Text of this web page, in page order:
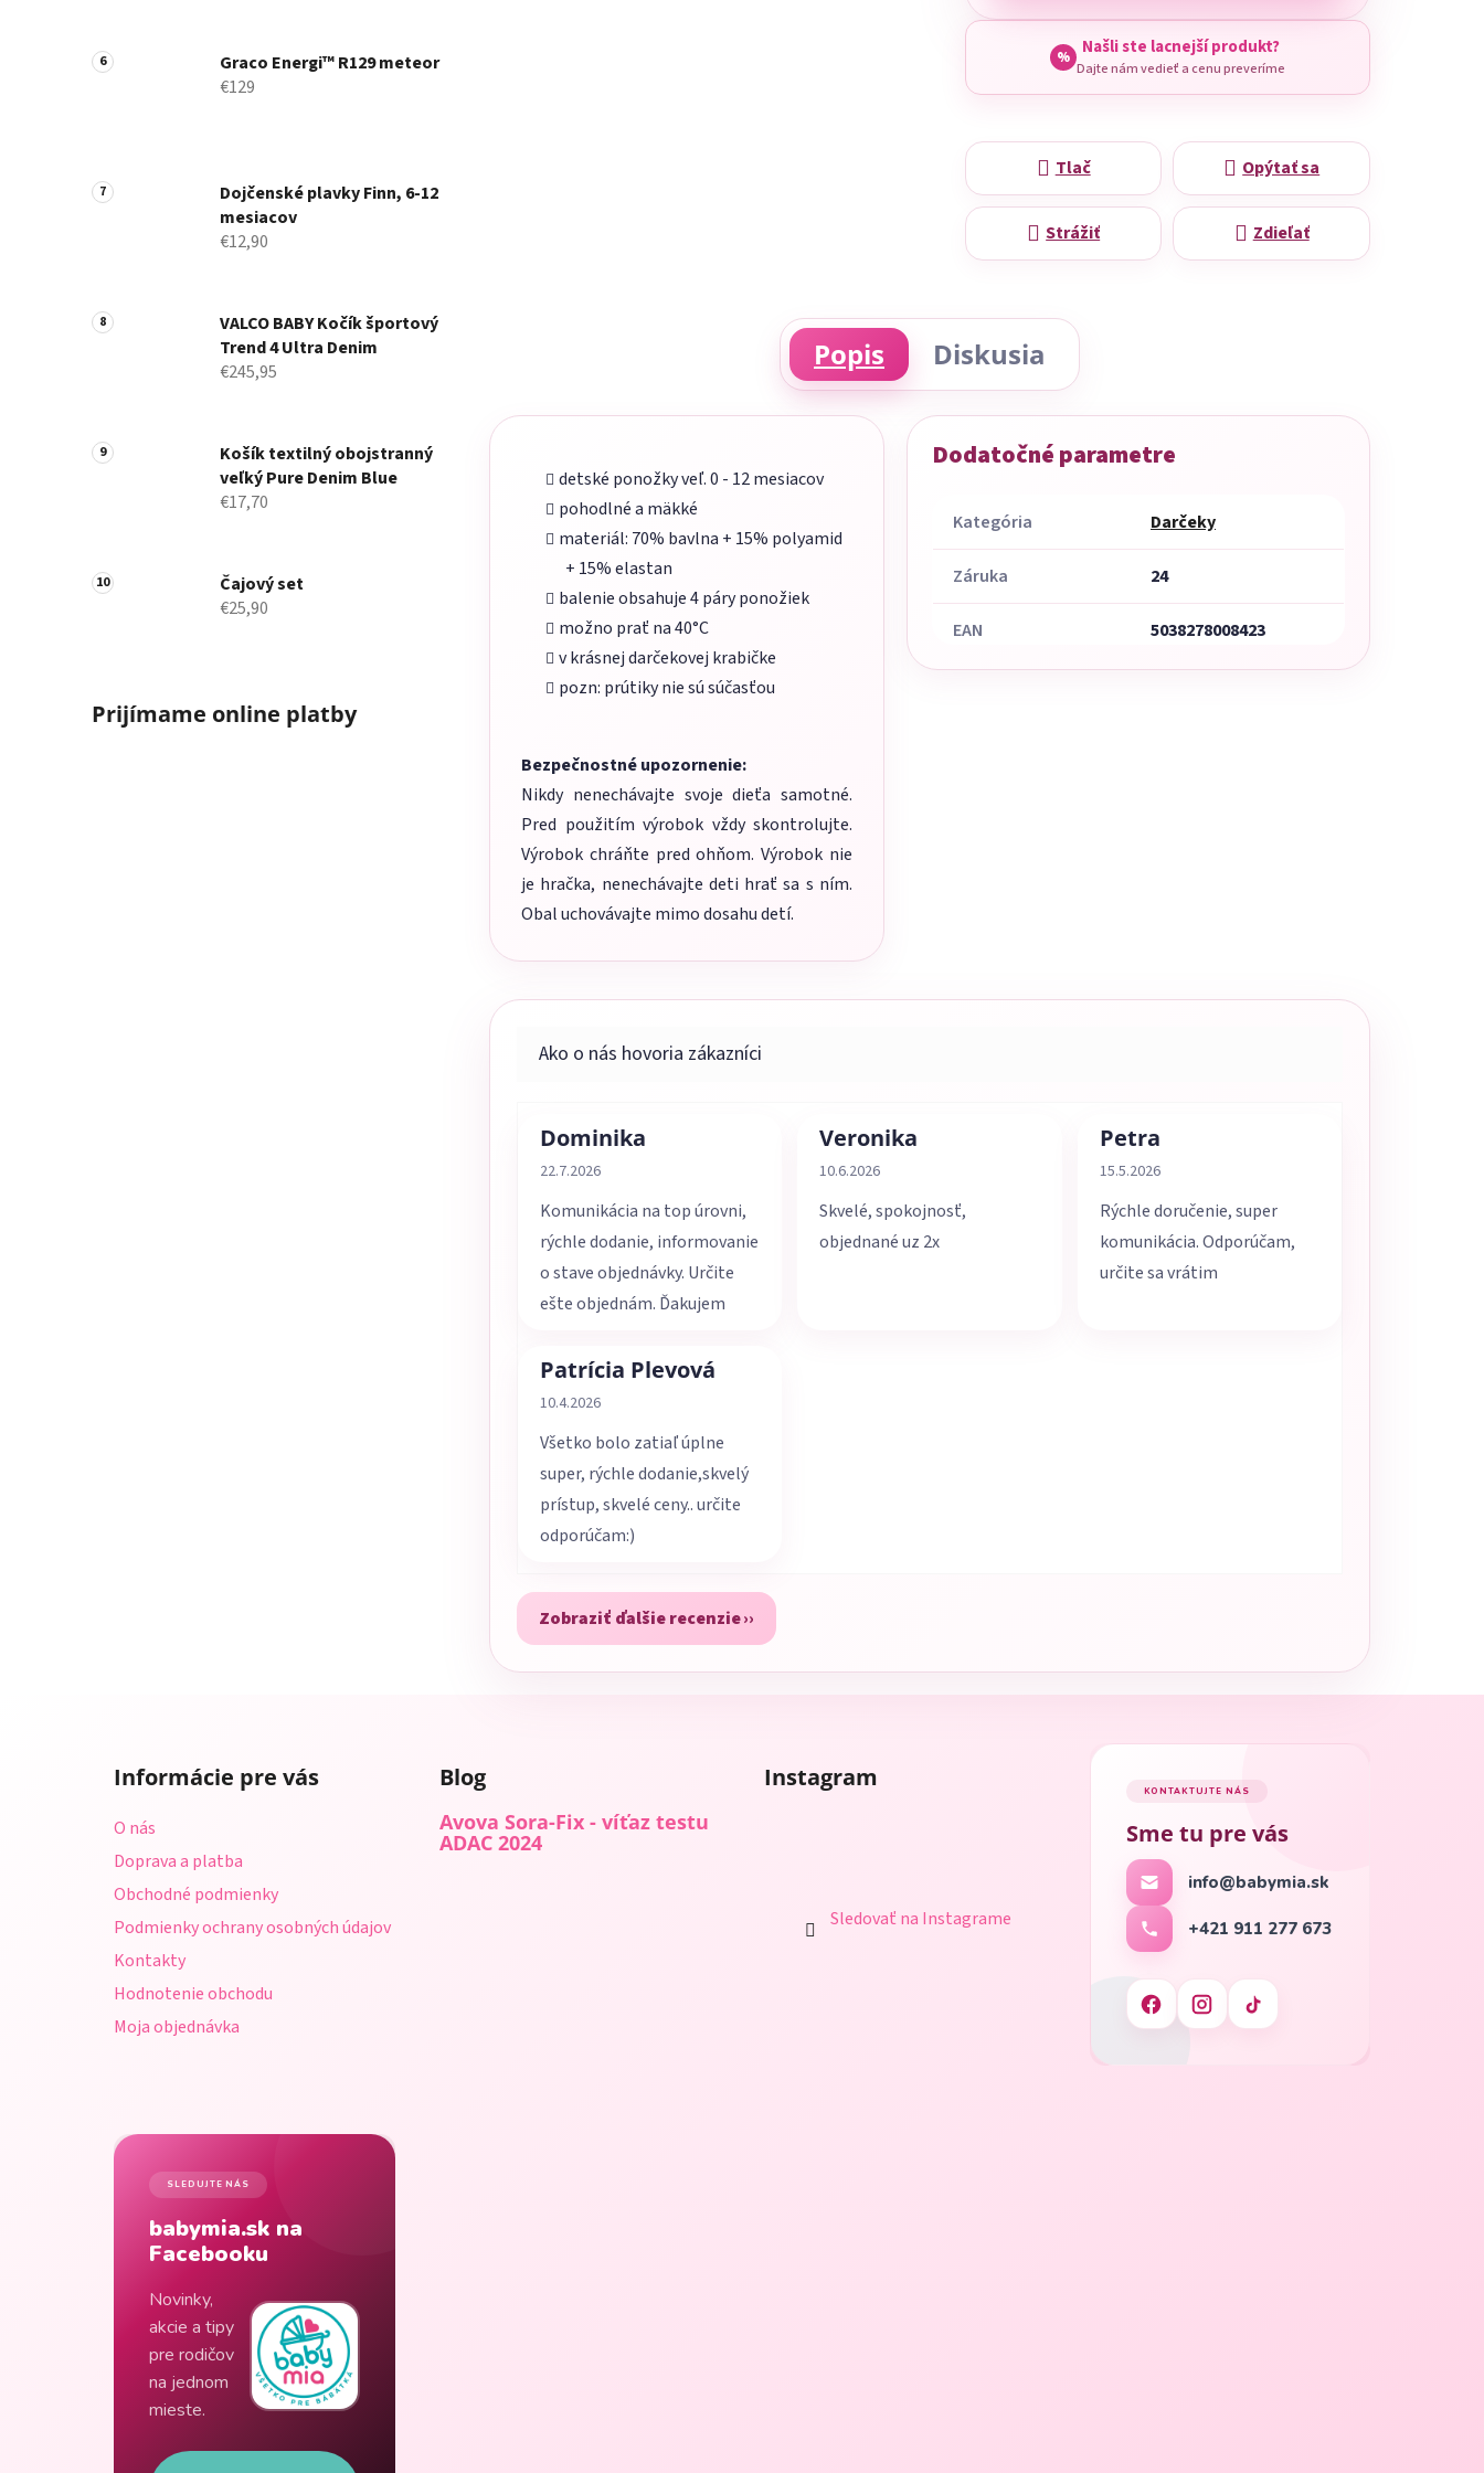
Graco Energi™ R129 meteor
€129
Dojčenské plavky Finn, 6-12
mesiacov
€12,90
VALCO BABY Kočík športový
Trend 4 Ultra Denim
€245,95
Košík textilný obojstranný
veľký Pure Denim Blue
€17,70
Čajový set
€25,90
Prijímame online platby
% Našli ste lacnejší produkt?
Dajte nám vedieť a cenu preveríme
Tlač Opýtať sa
Strážiť Zdieľať
Popis Diskusia
detské ponožky veľ. 0 - 12 mesiacov
pohodlné a mäkké
materiál: 70% bavlna + 15% polyamid
+ 15% elastan
balenie obsahuje 4 páry ponožiek
možno prať na 40°C
v krásnej darčekovej krabičke
pozn: prútiky nie sú súčasťou
Bezpečnostné upozornenie:
Nikdy nenechávajte svoje dieťa samotné.
Pred použitím výrobok vždy skontrolujte.
Výrobok chráňte pred ohňom. Výrobok nie
je hračka, nenechávajte deti hrať sa s ním.
Obal uchovávajte mimo dosahu detí.
Dodatočné parametre
Kategória Darčeky
Záruka 24
EAN 5038278008423
Dominika
Hodnotenie obchodu je 5 z 5 hviezdičiek.
22.7.2026
Komunikácia na top úrovni,
rýchle dodanie, informovanie
o stave objednávky. Určite
ešte objednám. Ďakujem
Veronika
Hodnotenie obchodu je 5 z 5 hviezdičiek.
10.6.2026
Skvelé, spokojnosť,
objednané uz 2x
Petra
Hodnotenie obchodu je 5 z 5 hviezdičiek.
15.5.2026
Rýchle doručenie, super
komunikácia. Odporúčam,
určite sa vrátim
Patrícia Plevová
Hodnotenie obchodu je 5 z 5 hviezdičiek.
10.4.2026
Všetko bolo zatiaľ úplne
super, rýchle dodanie,skvelý
prístup, skvelé ceny.. určite
odporúčam:)
Zobraziť ďalšie recenzie
Informácie pre vás
O nás
Doprava a platba
Obchodné podmienky
Podmienky ochrany osobných údajov
Kontakty
Hodnotenie obchodu
Moja objednávka
Blog
Avova Sora-Fix - víťaz testu
ADAC 2024
Instagram
Sledovať na Instagrame
KONTAKTUJTE NÁS
Sme tu pre vás
info@babymia.sk
+421 911 277 673
SLEDUJTE NÁS
babymia.sk na
Facebooku
Novinky,
akcie a tipy
pre rodičov
na jednom
mieste.